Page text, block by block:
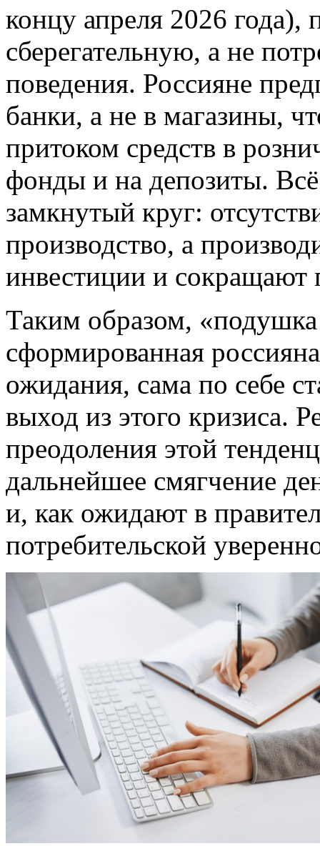
концу апреля 2026 года),
сберегательную, а не
поведения. Россияне
банки, а не в магазины,
притоком средств в
фонды и на депозиты. Всё
замкнутый круг:
производство, а
инвестиции и сокращают
Таким образом, «подушка
сформированная
ожидания, сама по себе
выход из этого кризиса.
преодоления этой
дальнейшее смягчение
и, как ожидают в
потребительской